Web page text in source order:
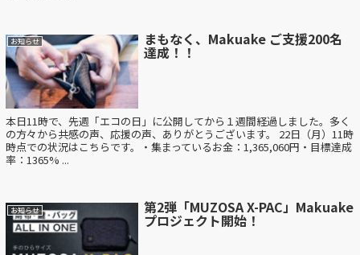
お知らせ まもなく、Makuake ご支援200名
達成！！
本日11時で、先週「エコの日」に公開してから１週間経過しました。多く
の方々から共感の声、応援の声、ありがとうございます。 22日（月）11時
時点での状況はこちらです。・集まっているお金：1,365,060円・目標達成
率：1365% ...
お知らせ 第2弾「MUZOSA X-PAC」Makuake
プロジェクト開始！